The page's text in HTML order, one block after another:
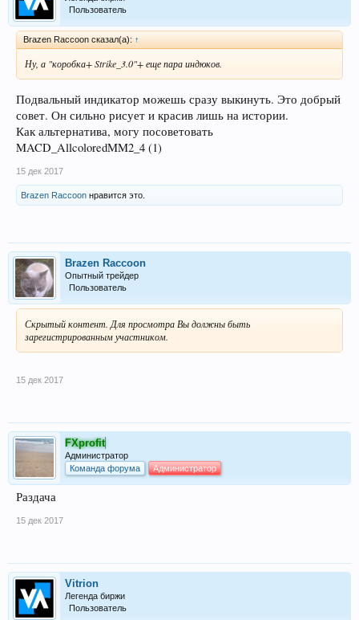
Пользователь
Brazen Raccoon сказал(а): ↑
Ну, а "коробка+ Strike_3.0"+ еще пара индюков.
Подвальный индикатор можешь сразу выкинуть. Это добрый
совет. Он сильно рисует и красив лишь на истории.
Как альтернатива, могу посоветовать
MACD_AllcoloredMM2_4 (1)
15 дек 2017
Brazen Raccoon нравится это.
Brazen Raccoon
Опытный трейдер
Пользователь
Скрытый контент. Для просмотра Вы должны быть
зарегистрированным участником.
15 дек 2017
FXprofit
Администратор
Команда форума
Администратор
Раздача
15 дек 2017
Vitrion
Легенда биржи
Пользователь